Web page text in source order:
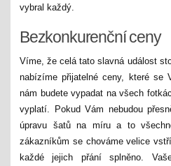
vybral každý.
Bezkonkurenční ceny
Víme, že celá tato slavná událost
nabízíme přijatelné ceny, které se
nám budete vypadat na všech
vyplatí. Pokud Vám nebudou
úpravu šatů na míru a to
zákazníkům se chováme velice
každé jejich přání splněno.